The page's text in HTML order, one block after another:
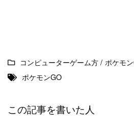
コンピューターゲーム方/ ポケモ
ポケモンGO
この記事を書いた人